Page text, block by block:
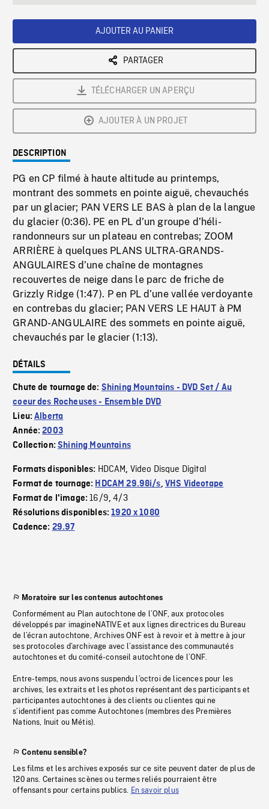
AJOUTER AU PANIER
PARTAGER
TÉLÉCHARGER UN APERÇU
AJOUTER À UN PROJET
DESCRIPTION
PG en CP filmé à haute altitude au printemps,
montrant des sommets en pointe aiguë, chevauchés
par un glacier; PAN VERS LE BAS à plan de la langue
du glacier (0:36). PE en PL d’un groupe d’héli-
randonneurs sur un plateau en contrebas; ZOOM
ARRIÈRE à quelques PLANS ULTRA-GRANDS-
ANGULAIRES d’une chaîne de montagnes
recouvertes de neige dans le parc de friche de
Grizzly Ridge (1:47). P en PL d’une vallée verdoyante
en contrebas du glacier; PAN VERS LE HAUT à PM
GRAND-ANGULAIRE des sommets en pointe aiguë,
chevauchés par le glacier (1:13).
DÉTAILS
Chute de tournage de: Shining Mountains - DVD Set / Au
coeur des Rocheuses - Ensemble DVD
Lieu:Alberta
Année:2003
Collection:Shining Mountains
Formats disponibles: HDCAM, Video Disque Digital
Format de tournage: HDCAM 29.98i/s, VHS Videotape
Format de l'image:16/9,4/3
Résolutions disponibles:1920 x 1080
Cadence: 29.97
Moratoire sur les contenus autochtones
Conformément au Plan autochtone de l’ONF, aux protocoles
développés par imagineNATIVE et aux lignes directrices du Bureau
de l’écran autochtone, Archives ONF est à revoir et à mettre à jour
ses protocoles d’archivage avec l’assistance des communautés
autochtones et du comité-conseil autochtone de l’ONF.
Entre-temps, nous avons suspendu l’octroi de licences pour les
archives, les extraits et les photos représentant des participants et
participantes autochtones à des clients ou clientes qui ne
s’identifient pas comme Autochtones (membres des Premières
Nations, Inuit ou Métis).
Contenu sensible?
Les films et les archives exposés sur ce site peuvent dater de plus de
120 ans. Certaines scènes ou termes reliés pourraient être
offensants pour certains publics. En savoir plus